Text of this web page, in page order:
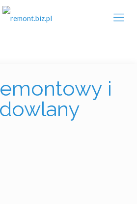
i